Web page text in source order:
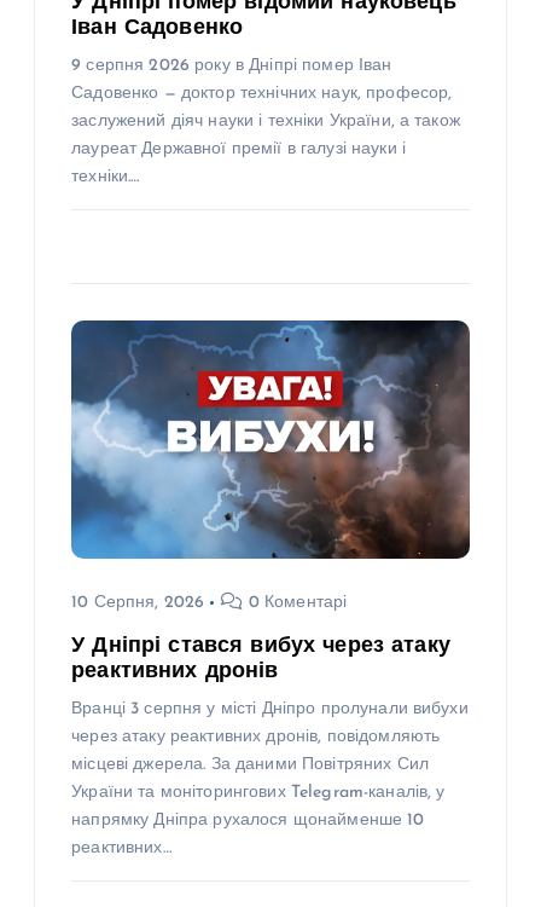
Іван Садовенко
9 серпня 2026 року в Дніпрі помер Іван
Садовенко — доктор технічних наук, професор,
заслужений діяч науки і техніки України, а також
лауреат Державної премії в галузі науки і
техніки.…
10 Серпня, 2026 0 Коментарі
У Дніпрі стався вибух через атаку
реактивних дронів
Вранці 3 серпня у місті Дніпро пролунали вибухи
через атаку реактивних дронів, повідомляють
місцеві джерела. За даними Повітряних Сил
України та моніторингових Telegram-каналів, у
напрямку Дніпра рухалося щонайменше 10
реактивних…